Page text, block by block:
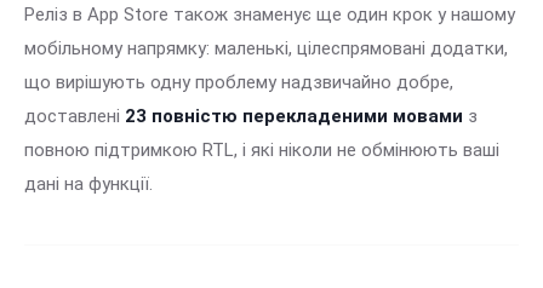
Реліз в App Store також знаменує ще один крок у нашому
мобільному напрямку: маленькі, цілеспрямовані додатки,
що вирішують одну проблему надзвичайно добре,
доставлені 23 повністю перекладеними мовами з
повною підтримкою RTL, і які ніколи не обмінюють ваші
дані на функції.